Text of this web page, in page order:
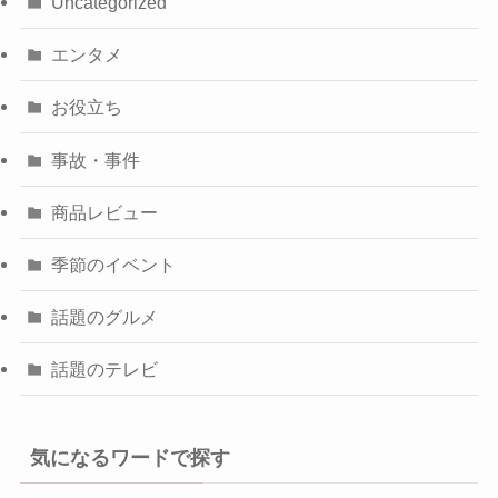
エンタメ
お役立ち
事故・事件
商品レビュー
季節のイベント
話題のグルメ
話題のテレビ
気になるワードで探す